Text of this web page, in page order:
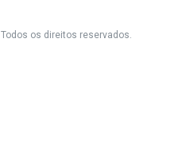
Todos os direitos reservados.